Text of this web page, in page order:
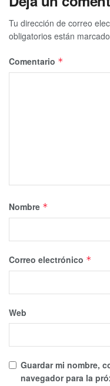
Tu dirección de correo
obligatorios están
Comentario *
Nombre *
Correo electrónico *
Web
Guardar mi nombre,
navegador para la